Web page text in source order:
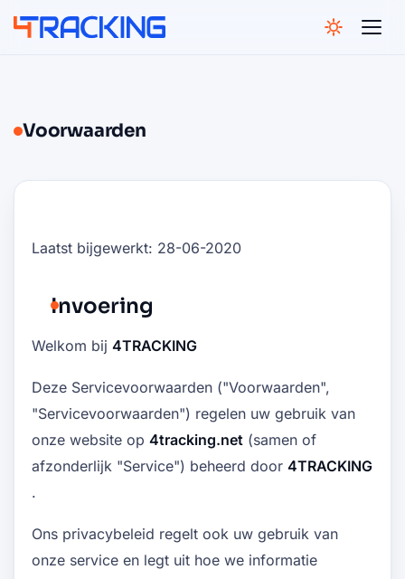
Voorwaarden
Laatst bijgewerkt: 28-06-2020
Invoering
Welkom bij 4TRACKING
Deze Servicevoorwaarden ("Voorwaarden",
"Servicevoorwaarden") regelen uw gebruik van
onze website op 4tracking.net (samen of
afzonderlijk "Service") beheerd door 4TRACKING
.
Ons privacybeleid regelt ook uw gebruik van
onze service en legt uit hoe we informatie